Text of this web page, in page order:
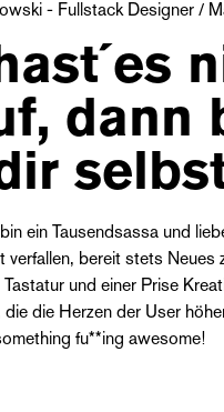
- Fullstack Designer /
dann
ein Tausendsassa und
verfallen, bereit stets Neues
und einer Prise
die Herzen der User
fu**ing awesome!